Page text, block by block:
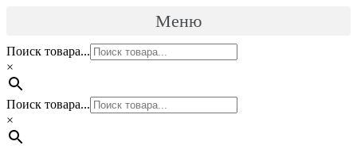
Меню
Поиск товара...
×
Поиск товара...
×